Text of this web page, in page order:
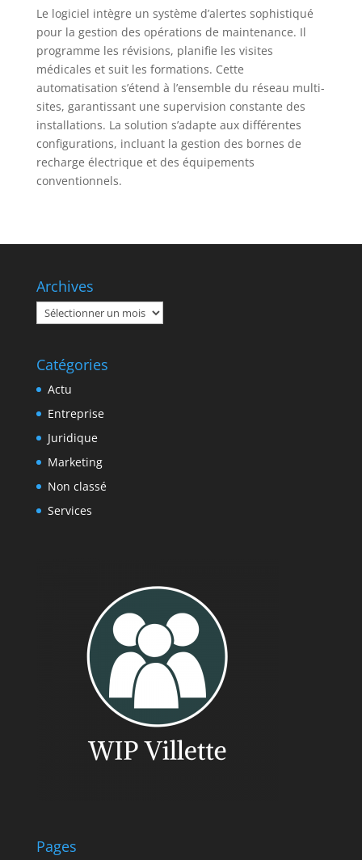
Le logiciel intègre un système d’alertes sophistiqué
pour la gestion des opérations de maintenance. Il
programme les révisions, planifie les visites
médicales et suit les formations. Cette
automatisation s’étend à l’ensemble du réseau multi-
sites, garantissant une supervision constante des
installations. La solution s’adapte aux différentes
configurations, incluant la gestion des bornes de
recharge électrique et des équipements
conventionnels.
Archives
Archives
Catégories
Actu
Entreprise
Juridique
Marketing
Non classé
Services
Pages